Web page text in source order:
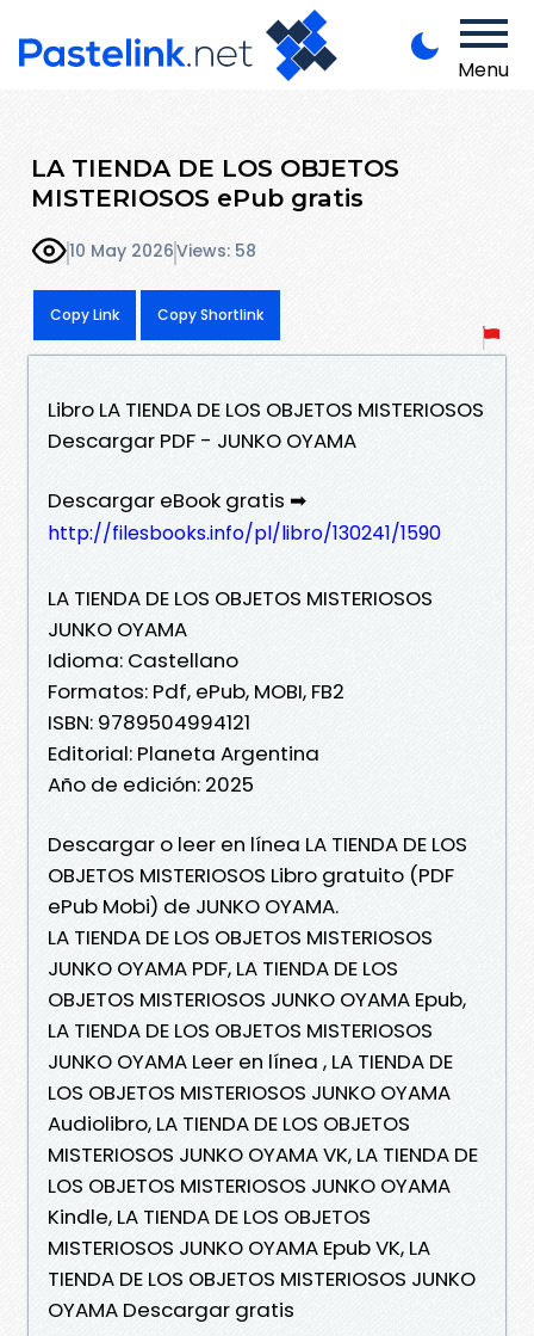
Menu
LA TIENDA DE LOS OBJETOS
MISTERIOSOS ePub gratis
10 May 2026Views: 58
Copy Link Copy Shortlink
Libro LA TIENDA DE LOS OBJETOS MISTERIOSOS
Descargar PDF - JUNKO OYAMA
Descargar eBook gratis ➡
http://filesbooks.info/pl/libro/130241/1590
LA TIENDA DE LOS OBJETOS MISTERIOSOS
JUNKO OYAMA
Idioma: Castellano
Formatos: Pdf, ePub, MOBI, FB2
ISBN: 9789504994121
Editorial: Planeta Argentina
Año de edición: 2025
Descargar o leer en línea LA TIENDA DE LOS
OBJETOS MISTERIOSOS Libro gratuito (PDF
ePub Mobi) de JUNKO OYAMA.
LA TIENDA DE LOS OBJETOS MISTERIOSOS
JUNKO OYAMA PDF, LA TIENDA DE LOS
OBJETOS MISTERIOSOS JUNKO OYAMA Epub,
LA TIENDA DE LOS OBJETOS MISTERIOSOS
JUNKO OYAMA Leer en línea , LA TIENDA DE
LOS OBJETOS MISTERIOSOS JUNKO OYAMA
Audiolibro, LA TIENDA DE LOS OBJETOS
MISTERIOSOS JUNKO OYAMA VK, LA TIENDA DE
LOS OBJETOS MISTERIOSOS JUNKO OYAMA
Kindle, LA TIENDA DE LOS OBJETOS
MISTERIOSOS JUNKO OYAMA Epub VK, LA
TIENDA DE LOS OBJETOS MISTERIOSOS JUNKO
OYAMA Descargar gratis